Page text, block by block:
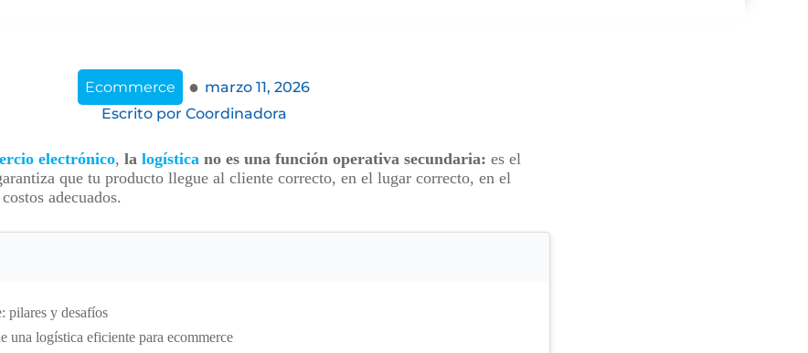
Ecommerce · marzo 11, 2026
Escrito por Coordinadora
electrónico, la logística no es una función operativa secundaria: es el
que tu producto llegue al cliente correcto, en el lugar correcto, en el
adecuados.
pilares y desafíos
una logística eficiente para ecommerce